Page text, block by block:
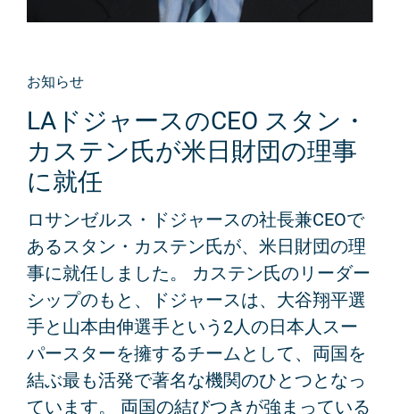
お知らせ
LAドジャースのCEO スタン・
カステン氏が米日財団の理事
に就任
ロサンゼルス・ドジャースの社長兼CEOで
あるスタン・カステン氏が、米日財団の理
事に就任しました。 カステン氏のリーダー
シップのもと、ドジャースは、大谷翔平選
手と山本由伸選手という2人の日本人スー
パースターを擁するチームとして、両国を
結ぶ最も活発で著名な機関のひとつとなっ
ています。 両国の結びつきが強まっている